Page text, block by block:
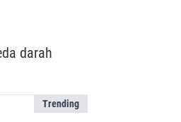
darah
Trending